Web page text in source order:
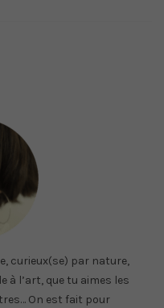
curieux(se) par nature,
à l’art, que tu aimes les
On est fait pour